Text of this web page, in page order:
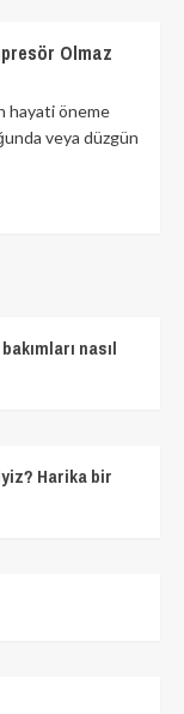
Olmaz
hayati öneme
veya düzgün
nasıl
Harika bir